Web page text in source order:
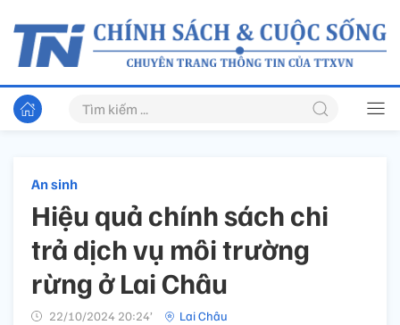
An sinh
Hiệu quả chính sách chi
trả dịch vụ môi trường
rừng ở Lai Châu
22/10/2024 20:24’ Lai Châu